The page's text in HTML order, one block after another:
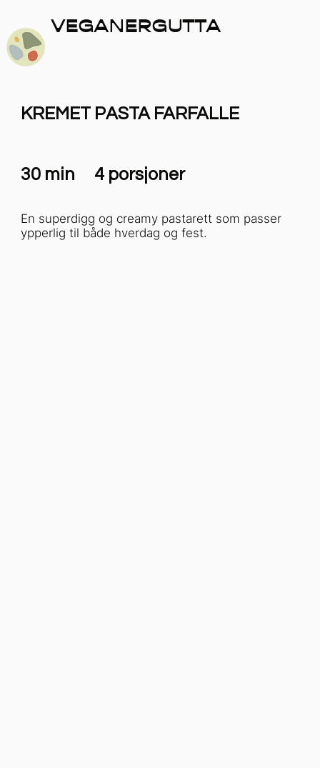
VEGANERGUTTA
KREMET PASTA FARFALLE
30 min 4 porsjoner
En superdigg og creamy pastarett som passer
ypperlig til både hverdag og fest.